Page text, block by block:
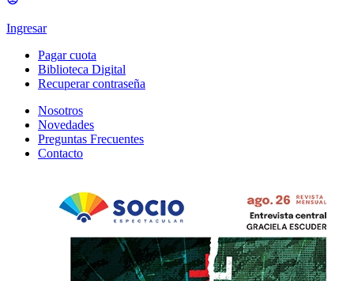
Ingresar
Pagar cuota
Biblioteca Digital
Recuperar contraseña
Nosotros
Novedades
Preguntas Frecuentes
Contacto